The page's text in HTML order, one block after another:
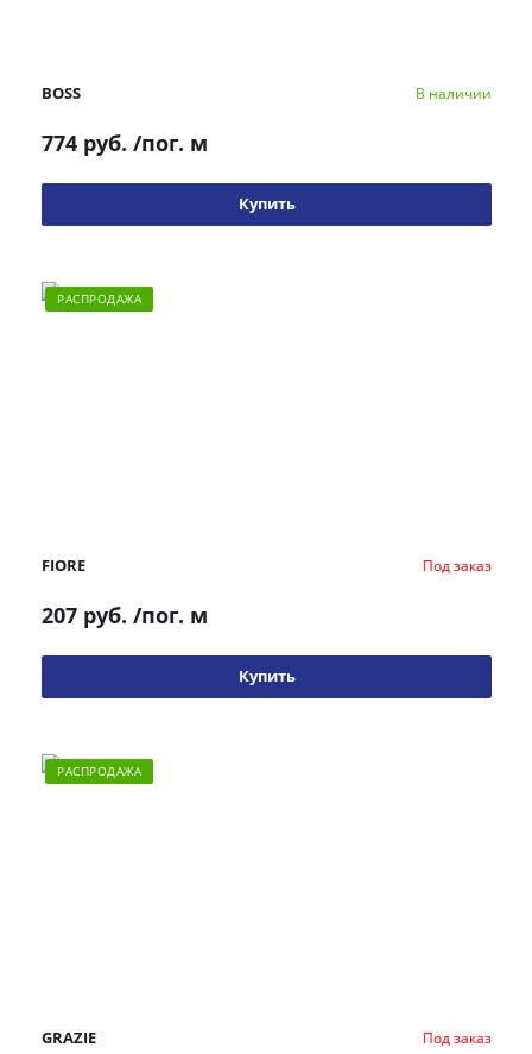
BOSS В наличии
774 руб. /пог. м
Купить
РАСПРОДАЖА
FIORE Под заказ
207 руб. /пог. м
Купить
РАСПРОДАЖА
GRAZIE Под заказ